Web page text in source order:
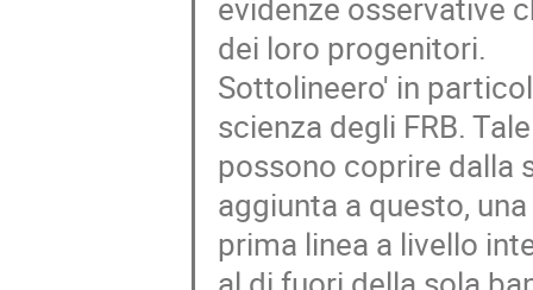
evidenze osservative
dei loro progenitori.
Sottolineero' in
scienza degli FRB.
possono coprire dalla
aggiunta a questo,
prima linea a livello